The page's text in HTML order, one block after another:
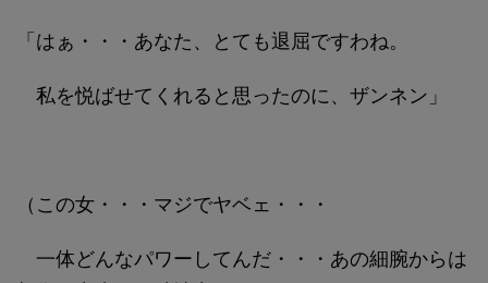
「はぁ・・・あなた、とても退屈ですわね。
私を悦ばせてくれると思ったのに、ザンネン」
（この女・・・マジでヤベェ・・・
一体どんなパワーしてんだ・・・あの細腕からは